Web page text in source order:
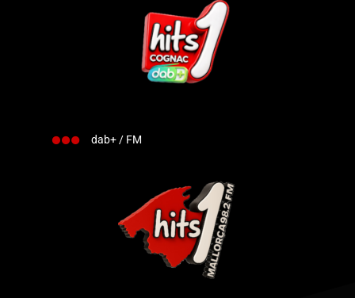
dab+ / FM